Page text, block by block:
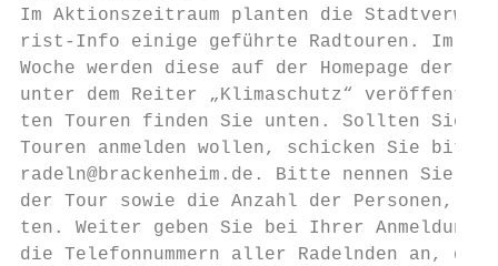
Im Aktionszeitraum planten die
rist-Info einige geführte Radtouren. Im
Woche werden diese auf der Homepage der
unter dem Reiter „Klimaschutz“
ten Touren finden Sie unten. Sollten Sie
Touren anmelden wollen, schicken Sie
radeln@brackenheim.de. Bitte nennen Sie
der Tour sowie die Anzahl der Personen, die
ten. Weiter geben Sie bei Ihrer Anmeldung
die Telefonnummern aller Radelnden an, die